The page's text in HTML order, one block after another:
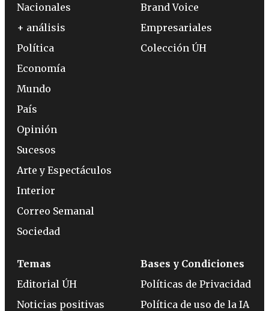
Nacionales
+ análisis
Política
Economía
Mundo
País
Opinión
Sucesos
Arte y Espectáculos
Interior
Correo Semanal
Sociedad
Brand Voice
Empresariales
Colección ÚH
Temas
Editorial ÚH
Noticias positivas
Bases y Condiciones
Políticas de Privacidad
Política de uso de la IA